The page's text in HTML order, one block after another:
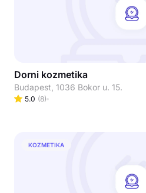
Dorni kozmetika
Budapest, 1036 Bokor u. 15.
5.0 (8)
KOZMETIKA